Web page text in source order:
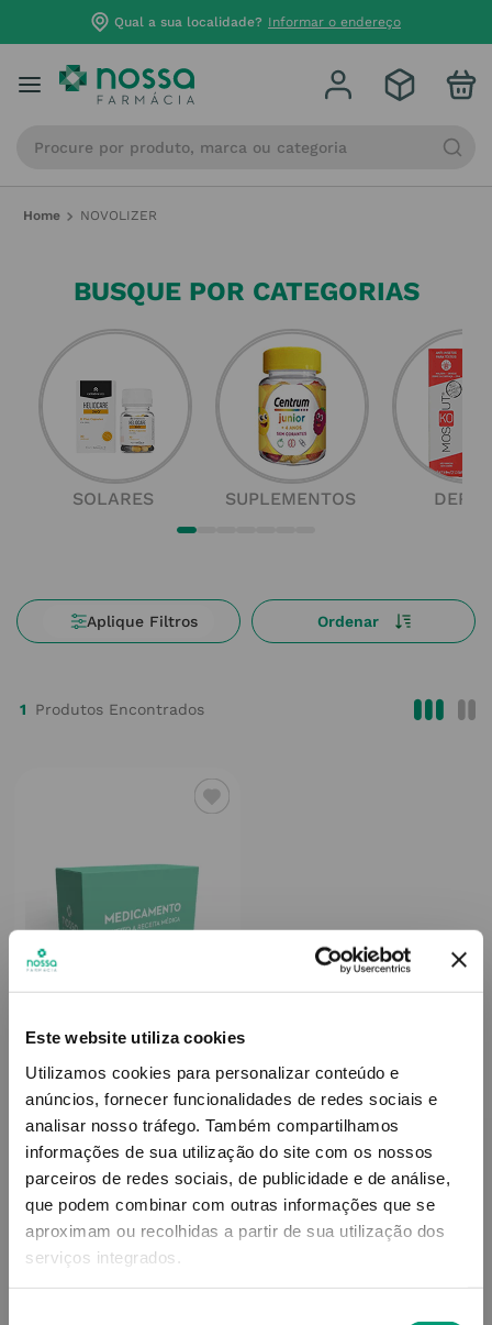
Este website utiliza cookies
Utilizamos cookies para personalizar conteúdo e
anúncios, fornecer funcionalidades de redes sociais e
analisar nosso tráfego. Também compartilhamos
informações de sua utilização do site com os nossos
parceiros de redes sociais, de publicidade e de análise,
que podem combinar com outras informações que se
aproximam ou recolhidas a partir de sua utilização dos
serviços integrados.
Qual a sua localidade? Informar o endereço
NOVOLIZER
BUSQUE POR CATEGORIAS
SOLARES SUPLEMENTOS
1
NOVOLIZER
Formoterol Novolizer 12
Μg/dose
20,50 €
ADICIONAR